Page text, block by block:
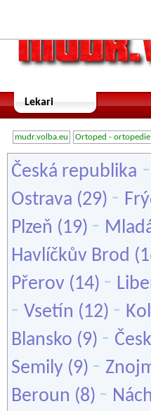
Lekari
mudr.volba.eu Ortoped - ortopedie
Česká republika -
Ostrava (29) -
Plzeň (19) -
Havlíčkův Brod
Přerov (14) -
- Vsetín (12) -
Blansko (9) -
Semily (9) -
Beroun (8) -